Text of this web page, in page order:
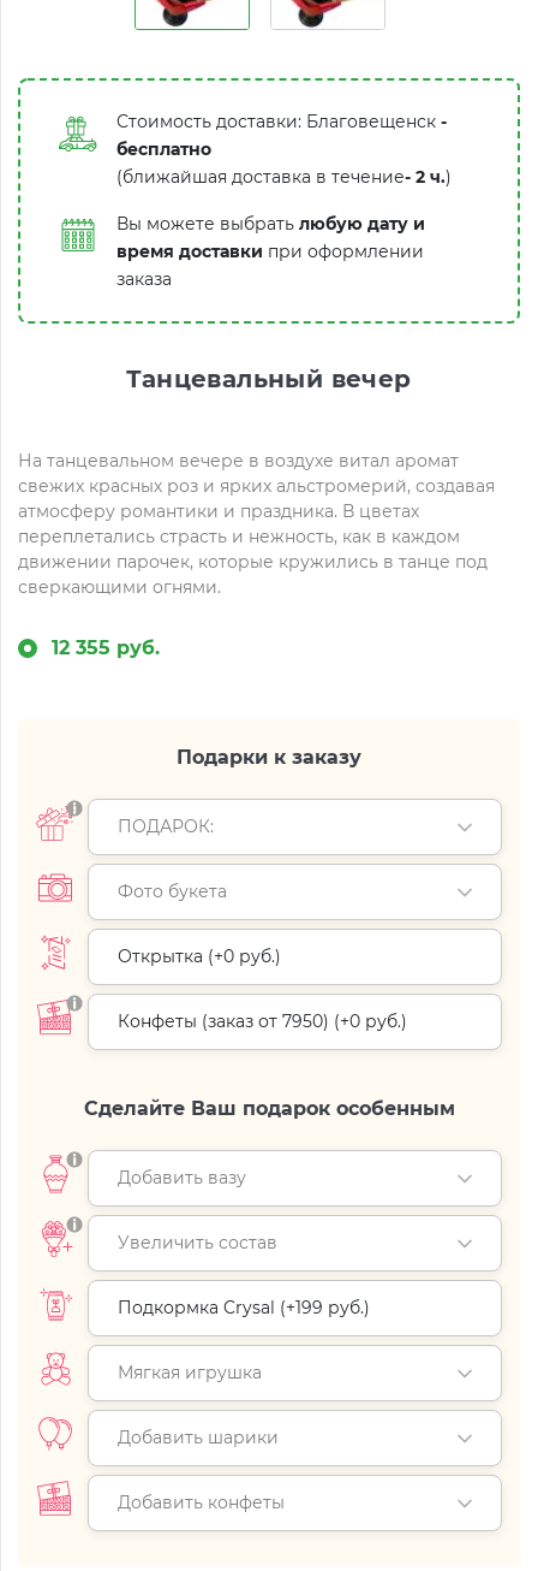
Стоимость доставки: Благовещенск -
бесплатно
(ближайшая доставка в течение- 2 ч.)
Вы можете выбрать любую дату и
время доставки при оформлении
заказа
Танцевальный вечер
На танцевальном вечере в воздухе витал аромат
свежих красных роз и ярких альстромерий, создавая
атмосферу романтики и праздника. В цветах
переплетались страсть и нежность, как в каждом
движении парочек, которые кружились в танце под
сверкающими огнями.
12 355 руб.
Подарки к заказу
ПОДАРОК:
Фото букета
Открытка (+0 руб.)
Конфеты (заказ от 7950) (+0 руб.)
Сделайте Ваш подарок особенным
Добавить вазу
Увеличить состав
Подкормка Crysal (+199 руб.)
Мягкая игрушка
Добавить шарики
Добавить конфеты